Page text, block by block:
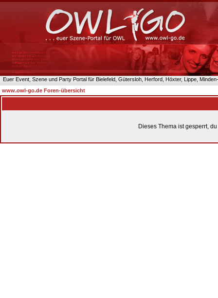
Euer Event, Szene und Party Portal für Bielefeld, Gütersloh, Herford, Höxter, Lippe,
www.owl-go.de Foren-übersicht
Dieses Thema ist gesperrt,